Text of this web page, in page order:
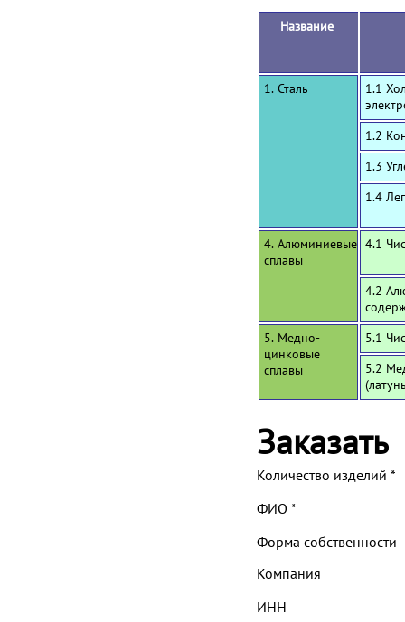
Название
1. Сталь
1.1
1.2
1.3
1.4
4. Алюминиевые
сплавы
4.1
4.2
5. Медно-
цинковые
сплавы
5.1
5.2
Заказать
Количество изделий *
ФИО *
Форма собственности
Компания
ИНН